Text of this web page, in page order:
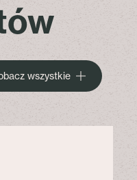
wszystkie